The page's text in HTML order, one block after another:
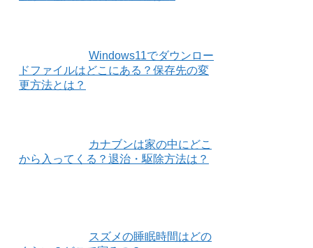
Windows11でダウンロー
ドファイルはどこにある？保存先の変
更方法とは？
カナブンは家の中にどこ
から入ってくる？退治・駆除方法は？
スズメの睡眠時間はどの